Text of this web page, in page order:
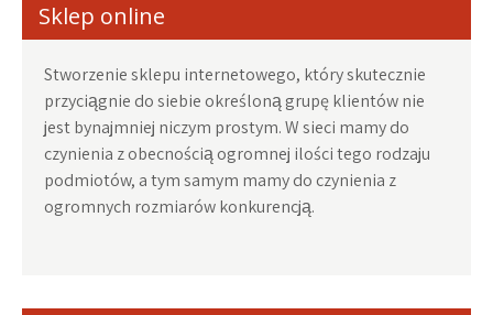
Sklep online
Stworzenie sklepu internetowego, który skutecznie
przyciągnie do siebie określoną grupę klientów nie
jest bynajmniej niczym prostym. W sieci mamy do
czynienia z obecnością ogromnej ilości tego rodzaju
podmiotów, a tym samym mamy do czynienia z
ogromnych rozmiarów konkurencją.